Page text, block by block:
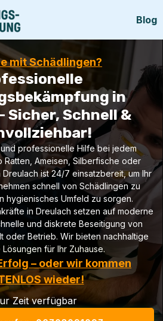
Blog
mit Schädlingen?
in
Sicher, Schnell &
professionelle Hilfe bei jedem
Ratten, Ameisen, Silberfische oder
Dreulach ist 24/7 einsatzbereit, um Ihr
schnell von Schädlingen zu
hygienisches Umfeld zu sorgen.
in Dreulach setzen auf moderne
und diskrete Beseitigung von
oder Betrieb. Wir bieten nachhaltige
für Ihr Zuhause.
– oder wir kommen
wieder!
Zeit verfügbar